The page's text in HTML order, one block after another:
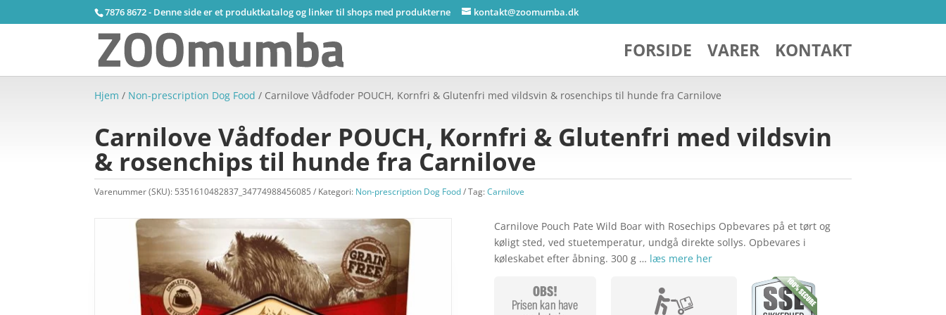
7876 8672 - Denne side er et produktkatalog og linker til shops med produkterne kontakt@zoomumba.dk
FORSIDE VARER KONTAKT
Hjem / Non-prescription Dog Food / Carnilove Vådfoder POUCH, Kornfri & Glutenfri med vildsvin & rosenchips til hunde fra Carnilove
Carnilove Vådfoder POUCH, Kornfri & Glutenfri med vildsvin
& rosenchips til hunde fra Carnilove
Varenummer (SKU): 5351610482837_34774988456085 Kategori: Non-prescription Dog Food Tag:Carnilove
Carnilove Pouch Pate Wild Boar with Rosechips Opbevares på et tørt og
køligt sted, ved stuetemperatur, undgå direkte sollys. Opbevares i
køleskabet efter åbning. 300 g … læs mere her